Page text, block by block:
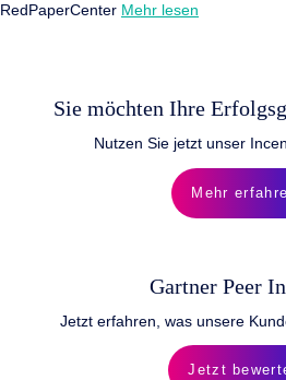
RedPaperCenter Mehr lesen
Sie möchten Ihre
Nutzen Sie jetzt unser
Mehr
Gartner Peer
Jetzt erfahren, was unsere
Jetzt